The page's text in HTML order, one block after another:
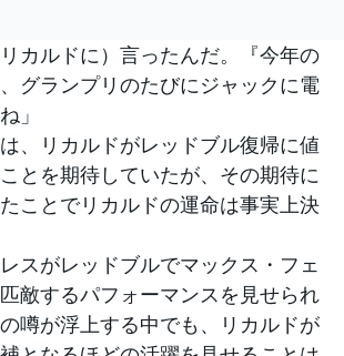
リカルドに）言ったんだ。『今年の
グランプリのたびにジャックに電
」
、リカルドがレッドブル復帰に値
とを期待していたが、その期待に
ことでリカルドの運命は事実上決
スがレッドブルでマックス・フェ
敵するパフォーマンスを見せられ
噂が浮上する中でも、リカルドが